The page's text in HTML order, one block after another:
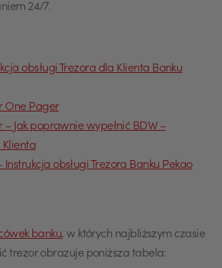
24/7.
obsługi Trezora dla Klienta Banku
One Pager
– Jak poprawnie wypełnić BDW –
Klienta
Instrukcja obsługi Trezora Banku Pekao
banku, w których najbliższym czasie
trezor obrazuje poniższa tabela: